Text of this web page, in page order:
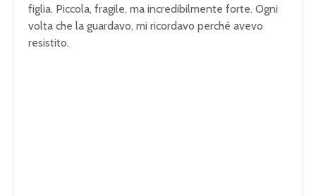
figlia. Piccola, fragile, ma incredibilmente forte. Ogni
volta che la guardavo, mi ricordavo perché avevo
resistito.